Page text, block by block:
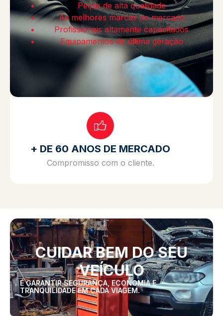
Peças de alta qualidade
As melhores marcas do mercado
Profissionais altamente capacitados
Equipamentos de última geração
+ DE 60 ANOS DE MERCADO
Compromisso com o cliente.
CUIDAR BEM DO SEU
VEÍCULO
É GARANTIR SEGURANÇA, ECONOMIA E
TRANQUILIDADE EM CADA VIAGEM.